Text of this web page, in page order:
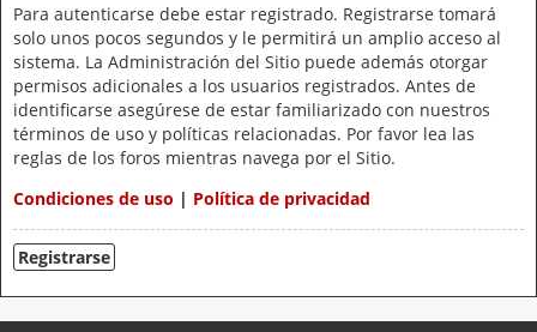
Para autenticarse debe estar registrado. Registrarse tomará
solo unos pocos segundos y le permitirá un amplio acceso al
sistema. La Administración del Sitio puede además otorgar
permisos adicionales a los usuarios registrados. Antes de
identificarse asegúrese de estar familiarizado con nuestros
términos de uso y políticas relacionadas. Por favor lea las
reglas de los foros mientras navega por el Sitio.
Condiciones de uso | Política de privacidad
Registrarse